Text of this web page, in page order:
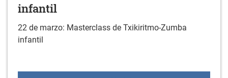
infantil
22 de marzo: Masterclass de Txikiritmo-Zumba
infantil